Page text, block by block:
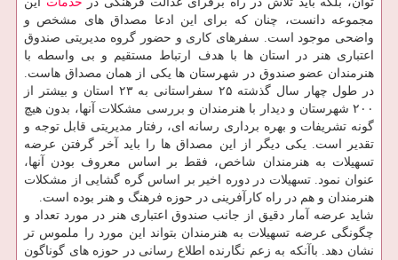
مجموعه دانست، چنان که برای این ادعا مصداق های مشخص و
واضحی موجود است. سفرهای کاری و حضور گروه مدیریتی صندوق
اعتباری هنر در استان ها با هدف ارتباط مستقیم و بی واسطه با
هنرمندان عضو صندوق در شهرستان ها یکی از همان مصداق هاست.
در طول چهار سال گذشته ۲۵ سفراستانی به ۲۳ استان و بیشتر از
۲۰۰ شهرستان و دیدار با هنرمندان و بررسی مشکلات آنها، بدون هیچ
گونه تشریفات و بهره برداری رسانه ای، رفتار مدیریتی قابل توجه و
تقدیر است. یکی دیگر از این مصداق ها را باید آخر گرفتن عرضه
تسهیلات به هنرمندان شاخص، فقط بر اساس معروف بودن آنها،
عنوان نمود. تسهیلات در دوره اخیر بر اساس گره گشایی از مشکلات
هنرمندان و هم در راه کارآفرینی در حوزه فرهنگ و هنر بوده است.
شاید عرضه آمار دقیق از جانب صندوق اعتباری هنر در مورد تعداد و
چگونگی عرضه تسهیلات به هنرمندان بتواند این مورد را ملموس تر
نشان دهد. باآنکه به زعم نگارنده اطلاع رسانی در حوزه های گوناگون